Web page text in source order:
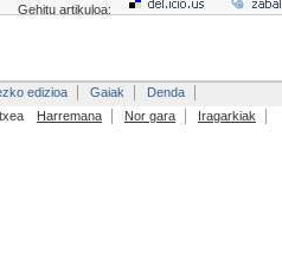
Gehitu artikuloa:
edizioa Gaiak
Denda
Harremana Nor gara Iragarkiak